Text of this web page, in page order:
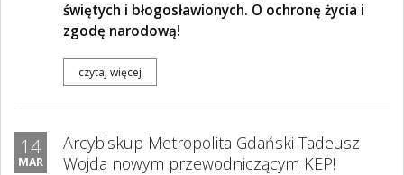
świętych i błogosławionych. O ochronę życia i
zgodę narodową!
czytaj więcej
14
MAR
Arcybiskup Metropolita Gdański Tadeusz
Wojda nowym przewodniczącym KEP!